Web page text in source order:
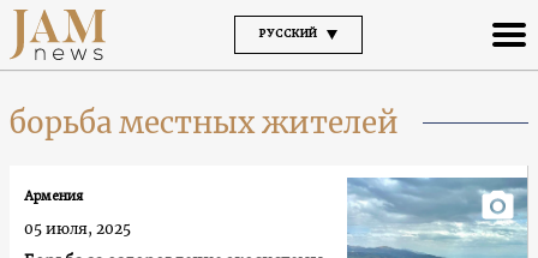
РУССКИЙ
борьба местных жителей
Армения
05 июля, 2025